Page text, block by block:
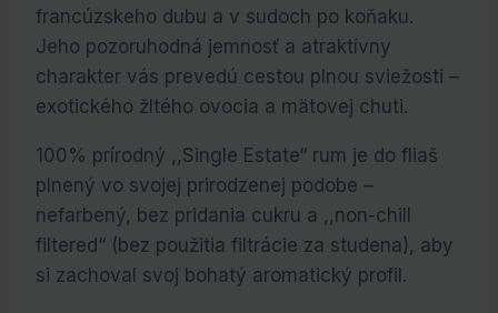
francúzskeho dubu a v sudoch po koňaku.
Jeho pozoruhodná jemnosť a atraktívny
charakter vás prevedú cestou plnou sviežosti –
exotického žltého ovocia a mätovej chuti.
100% prírodný ,,Single Estate“ rum je do fliaš
plnený vo svojej prirodzenej podobe –
nefarbený, bez pridania cukru a ,,non-chill
filtered“ (bez použitia filtrácie za studena), aby
si zachoval svoj bohatý aromatický profil.